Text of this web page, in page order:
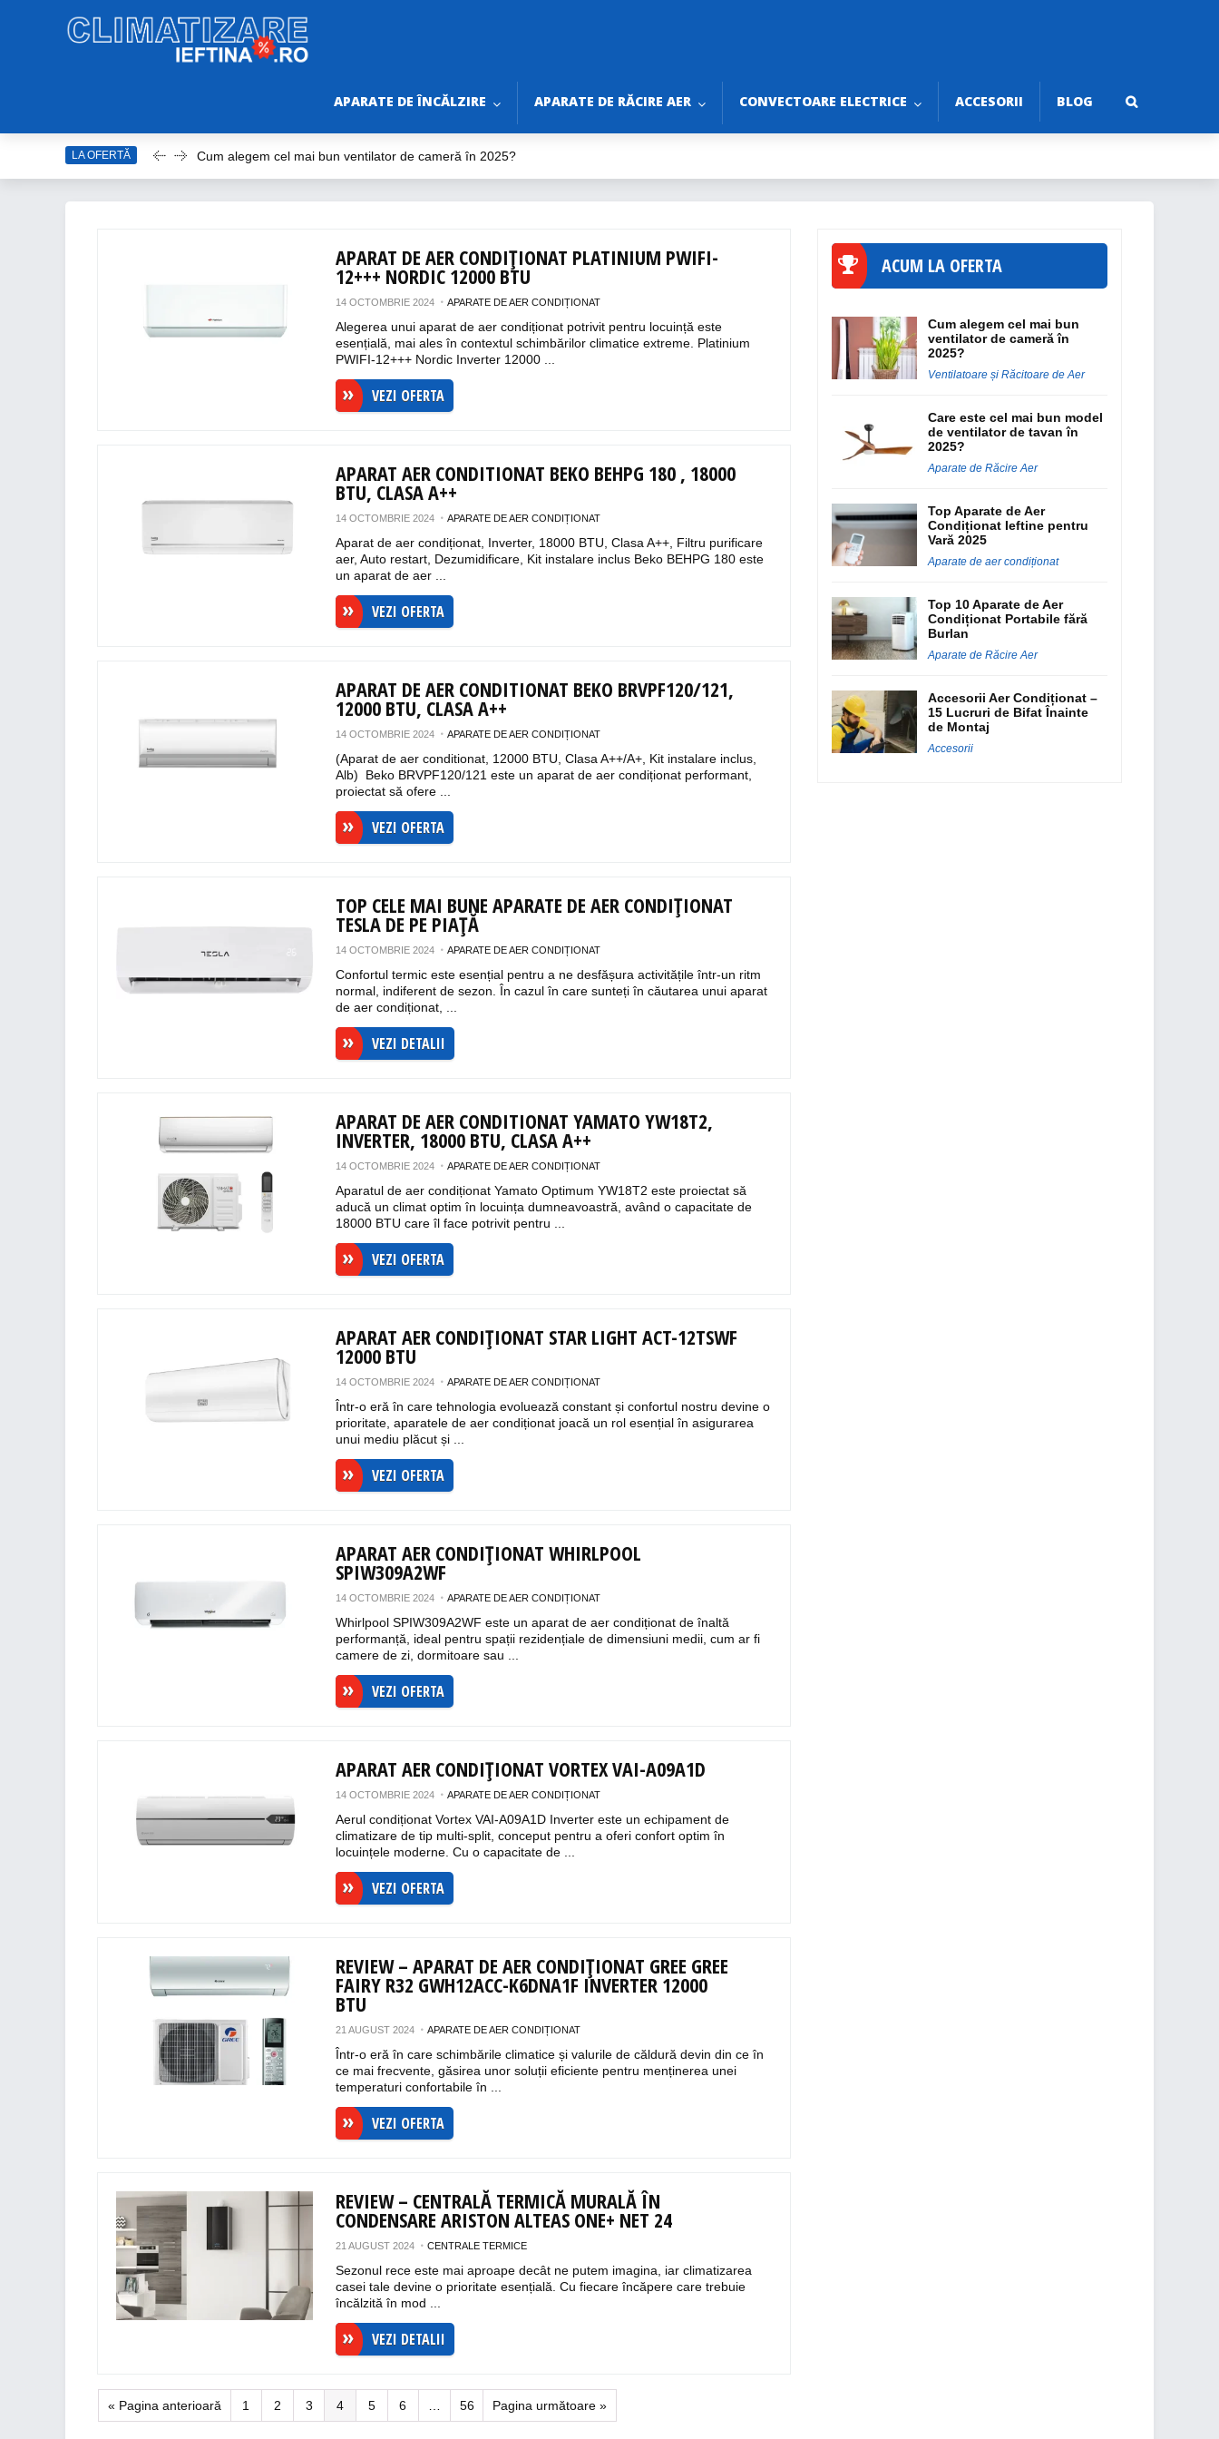
APARATE DE ÎNCĂLZIRE APARATE DE RĂCIRE AER CONVECTOARE ELECTRICE ACCESORII BLOG
LA OFERTĂ
Cum alegem cel mai bun ventilator de cameră în 2025?
Care este cel mai bun model de ventilator de tavan în 2025?
Accesorii Aer Condiționat – 15 Lucruri de Bifat Înainte de Montaj
APARAT DE AER CONDIȚIONAT PLATINIUM PWIFI-
12+++ NORDIC 12000 BTU
14 OCTOMBRIE 2024 APARATE DE AER CONDIȚIONAT
Alegerea unui aparat de aer condiționat potrivit pentru locuință este
esențială, mai ales în contextul schimbărilor climatice extreme. Platinium
PWIFI-12+++ Nordic Inverter 12000 ...
VEZI OFERTA
APARAT AER CONDITIONAT BEKO BEHPG 180 , 18000
BTU, CLASA A++
14 OCTOMBRIE 2024 APARATE DE AER CONDIȚIONAT
Aparat de aer condiționat, Inverter, 18000 BTU, Clasa A++, Filtru purificare
aer, Auto restart, Dezumidificare, Kit instalare inclus Beko BEHPG 180 este
un aparat de aer ...
VEZI OFERTA
APARAT DE AER CONDITIONAT BEKO BRVPF120/121,
12000 BTU, CLASA A++
14 OCTOMBRIE 2024 APARATE DE AER CONDIȚIONAT
(Aparat de aer conditionat, 12000 BTU, Clasa A++/A+, Kit instalare inclus,
Alb) Beko BRVPF120/121 este un aparat de aer condiționat performant,
proiectat să ofere ...
VEZI OFERTA
TOP CELE MAI BUNE APARATE DE AER CONDIȚIONAT
TESLA DE PE PIAȚĂ
14 OCTOMBRIE 2024 APARATE DE AER CONDIȚIONAT
Confortul termic este esențial pentru a ne desfășura activitățile într-un ritm
normal, indiferent de sezon. În cazul în care sunteți în căutarea unui aparat
de aer condiționat, ...
VEZI DETALII
APARAT DE AER CONDITIONAT YAMATO YW18T2,
INVERTER, 18000 BTU, CLASA A++
14 OCTOMBRIE 2024 APARATE DE AER CONDIȚIONAT
Aparatul de aer condiționat Yamato Optimum YW18T2 este proiectat să
aducă un climat optim în locuința dumneavoastră, având o capacitate de
18000 BTU care îl face potrivit pentru ...
VEZI OFERTA
APARAT AER CONDIȚIONAT STAR LIGHT ACT-12TSWF
12000 BTU
14 OCTOMBRIE 2024 APARATE DE AER CONDIȚIONAT
Într-o eră în care tehnologia evoluează constant și confortul nostru devine o
prioritate, aparatele de aer condiționat joacă un rol esențial în asigurarea
unui mediu plăcut și ...
VEZI OFERTA
APARAT AER CONDIȚIONAT WHIRLPOOL
SPIW309A2WF
14 OCTOMBRIE 2024 APARATE DE AER CONDIȚIONAT
Whirlpool SPIW309A2WF este un aparat de aer condiționat de înaltă
performanță, ideal pentru spații rezidențiale de dimensiuni medii, cum ar fi
camere de zi, dormitoare sau ...
VEZI OFERTA
APARAT AER CONDIȚIONAT VORTEX VAI-A09A1D
14 OCTOMBRIE 2024 APARATE DE AER CONDIȚIONAT
Aerul condiționat Vortex VAI-A09A1D Inverter este un echipament de
climatizare de tip multi-split, conceput pentru a oferi confort optim în
locuințele moderne. Cu o capacitate de ...
VEZI OFERTA
REVIEW – APARAT DE AER CONDIȚIONAT GREE GREE
FAIRY R32 GWH12ACC-K6DNA1F INVERTER 12000
BTU
21 AUGUST 2024 APARATE DE AER CONDIȚIONAT
Într-o eră în care schimbările climatice și valurile de căldură devin din ce în
ce mai frecvente, găsirea unor soluții eficiente pentru menținerea unei
temperaturi confortabile în ...
VEZI OFERTA
REVIEW – CENTRALĂ TERMICĂ MURALĂ ÎN
CONDENSARE ARISTON ALTEAS ONE+ NET 24
21 AUGUST 2024 CENTRALE TERMICE
Sezonul rece este mai aproape decât ne putem imagina, iar climatizarea
casei tale devine o prioritate esențială. Cu fiecare încăpere care trebuie
încălzită în mod ...
VEZI DETALII
« Pagina anterioară 1 2 3 4 5 6 56 Pagina următoare »
ACUM LA OFERTA
Cum alegem cel mai bun
ventilator de cameră în
2025?
Ventilatoare și Răcitoare de Aer
Care este cel mai bun model
de ventilator de tavan în
2025?
Aparate de Răcire Aer
Top Aparate de Aer
Condiționat Ieftine pentru
Vară 2025
Aparate de aer condiționat
Top 10 Aparate de Aer
Condiționat Portabile fără
Burlan
Aparate de Răcire Aer
Accesorii Aer Condiționat –
15 Lucruri de Bifat Înainte
de Montaj
Accesorii